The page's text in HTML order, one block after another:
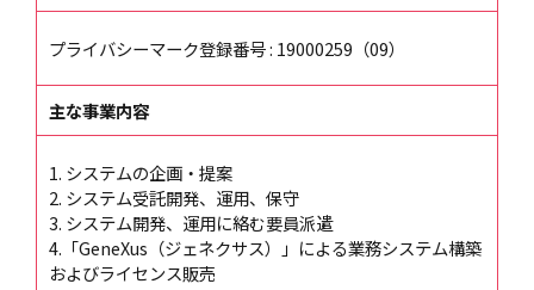
プライバシーマーク登録番号 : 19000259（09）
主な事業内容
1. システムの企画・提案
2. システム受託開発、運用、保守
3. システム開発、運用に絡む要員派遣
4.「GeneXus（ジェネクサス）」による業務システム構築
およびライセンス販売